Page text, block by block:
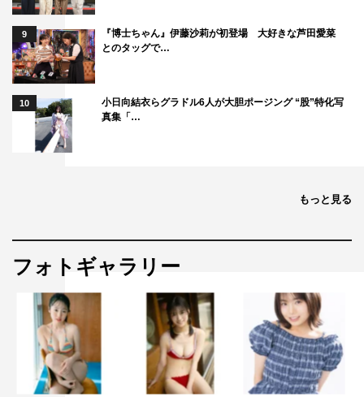
9
『博士ちゃん』伊藤沙莉が初登場 大好きな芦田愛菜
とのタッグで…
10
小日向結衣らグラドル6人が大胆ポージング “股”特化写
真集「…
もっと見る
フォトギャラリー